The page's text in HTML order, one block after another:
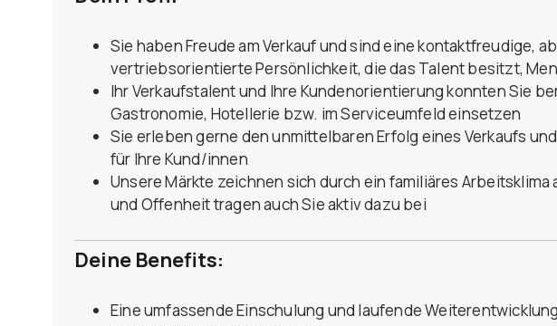
Sie haben Freude am Verkauf und sind eine kontaktfreudige,
vertriebsorientierte Persönlichkeit, die das Talent besitzt,
Ihr Verkaufstalent und Ihre Kundenorientierung konnten Sie
Gastronomie, Hotellerie bzw. im Serviceumfeld einsetzen
Sie erleben gerne den unmittelbaren Erfolg eines Verkaufs
für Ihre Kund/innen
Unsere Märkte zeichnen sich durch ein familiäres
und Offenheit tragen auch Sie aktiv dazu bei
Deine Benefits:
Eine umfassende Einschulung und laufende